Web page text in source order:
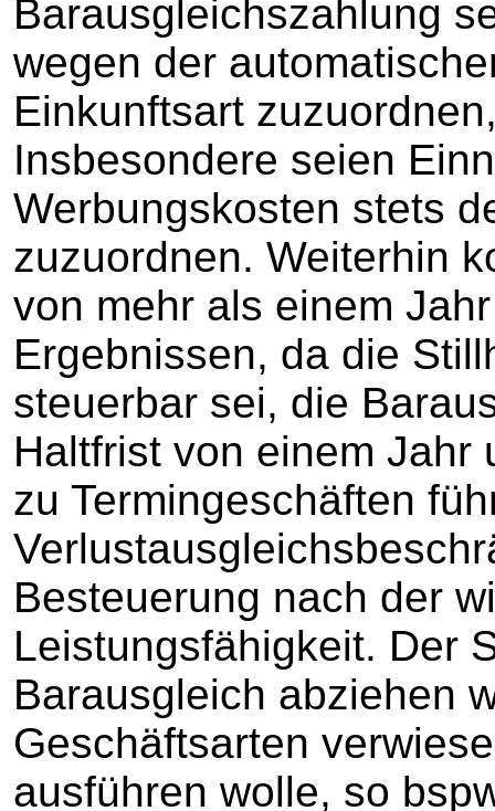
Barausgleichszahlung
wegen der
Einkunftsart
Insbesondere seien
Werbungskosten stets
zuzuordnen. Weiterhin
von mehr als einem
Ergebnissen, da die
steuerbar sei, die
Haltfrist von einem Jahr
zu Termingeschäften
Besteuerung nach der
Leistungsfähigkeit. Der
Barausgleich abziehen
Geschäftsarten
ausführen wolle, so